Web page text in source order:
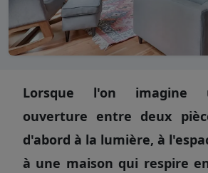
Lorsque l'on imagine
ouverture entre deux
d'abord à la lumière, à
à une maison qui respire